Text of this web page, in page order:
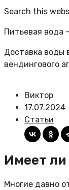
Search this
Питьевая вода
Доставка воды
вендингового
Виктор
17.07.2024
Статьи
Имеет ли
Многие давно